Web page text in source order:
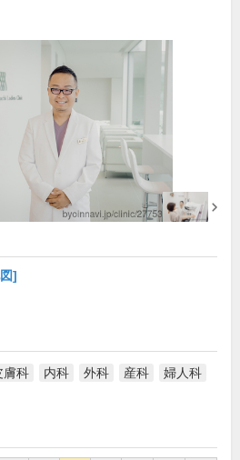
]
膚科 内科 外科 産科
婦人科